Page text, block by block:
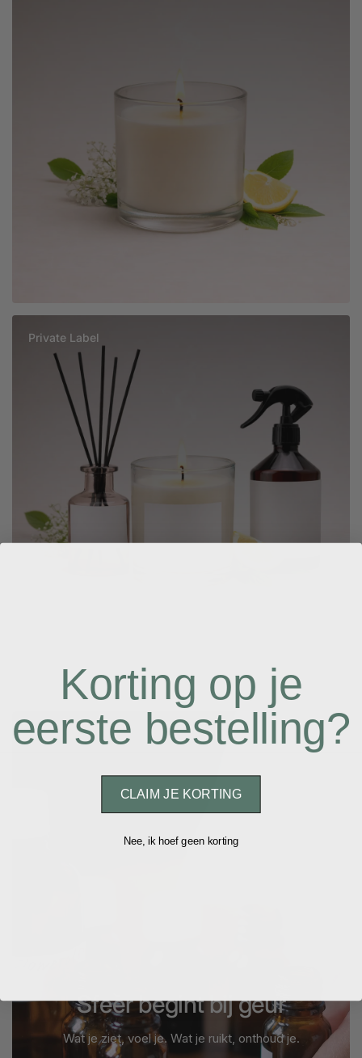
Private Label
Sfeer begint bij geur
Wat je ziet, voel je. Wat je ruikt, onthoud je.
Korting op je
eerste bestelling?
CLAIM JE KORTING
Nee, ik hoef geen korting